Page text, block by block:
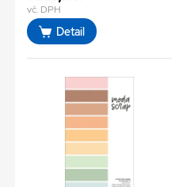
vč. DPH
Detail